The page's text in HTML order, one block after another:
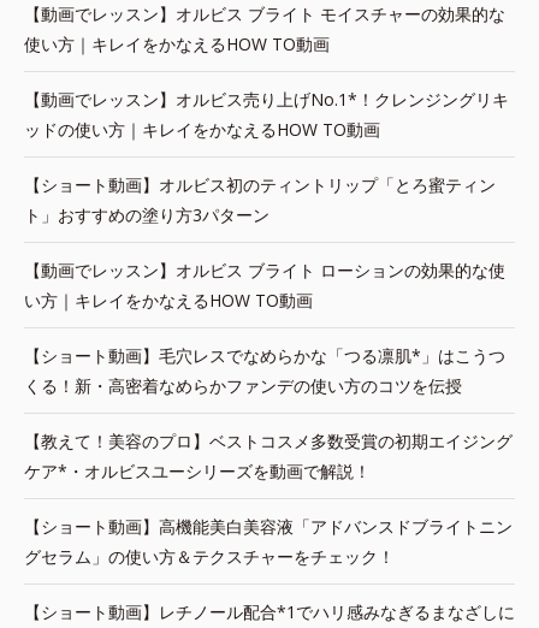
【動画でレッスン】オルビス ブライト モイスチャーの効果的な
使い方｜キレイをかなえるHOW TO動画
【動画でレッスン】オルビス売り上げNo.1*！クレンジングリキ
ッドの使い方｜キレイをかなえるHOW TO動画
【ショート動画】オルビス初のティントリップ「とろ蜜ティン
ト」おすすめの塗り方3パターン
【動画でレッスン】オルビス ブライト ローションの効果的な使
い方｜キレイをかなえるHOW TO動画
【ショート動画】毛穴レスでなめらかな「つる凛肌*」はこうつ
くる！新・高密着なめらかファンデの使い方のコツを伝授
【教えて！美容のプロ】ベストコスメ多数受賞の初期エイジング
ケア*・オルビスユーシリーズを動画で解説！
【ショート動画】高機能美白美容液「アドバンスドブライトニン
グセラム」の使い方＆テクスチャーをチェック！
【ショート動画】レチノール配合*1でハリ感みなぎるまなざしに